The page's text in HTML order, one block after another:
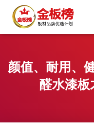
颜值、耐用、
醛水漆板